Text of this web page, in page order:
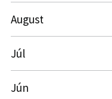
August
Júl
Jún